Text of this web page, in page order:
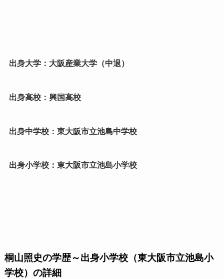
出身大学：大阪産業大学（中退）
出身高校：興国高校
出身中学校：東大阪市立池島中学校
出身小学校：東大阪市立池島小学校
桐山照史の学歴～出身小学校（東大阪市立池島小
学校）の詳細